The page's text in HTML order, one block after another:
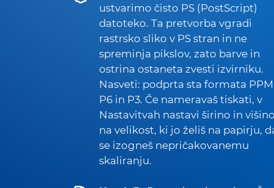
ustvarimo čisto PS (PostScript)
datoteko. Ta pretvorba vgradi
rastrsko sliko v PS stran in ne
spreminja pikslov, zato barve in
ostrina ostaneta zvesti izvirniku.
Nasveti: podprta sta formata PPM
P6 in P3. Če nameravaš tiskati, v
Nastavitvah nastavi širino in
na velikost, ki jo želiš na papirju,
se izogneš nepričakovanemu
skaliranju.